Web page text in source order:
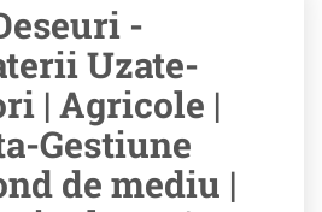
-
Uzate-
| Agricole |
Gestiune
de mediu |